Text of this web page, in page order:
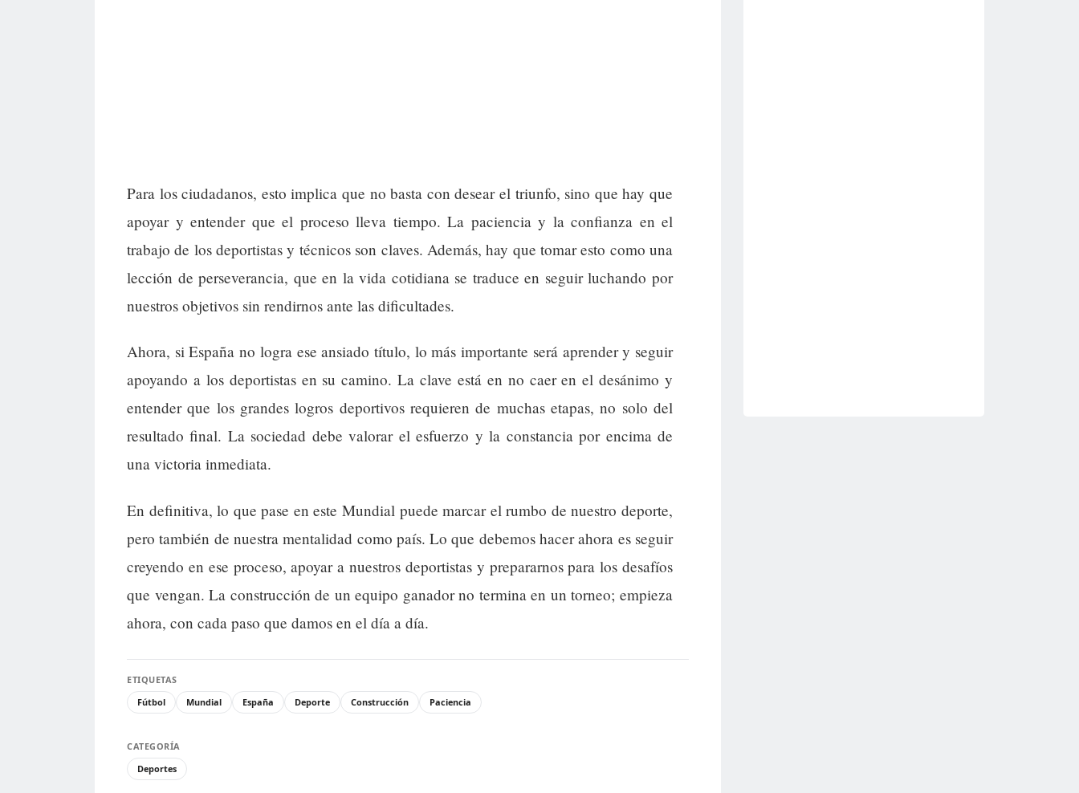
Para los ciudadanos, esto implica que no basta con desear el triunfo, sino que hay que
apoyar y entender que el proceso lleva tiempo. La paciencia y la confianza en el
trabajo de los deportistas y técnicos son claves. Además, hay que tomar esto como una
lección de perseverancia, que en la vida cotidiana se traduce en seguir luchando por
nuestros objetivos sin rendirnos ante las dificultades.
Ahora, si España no logra ese ansiado título, lo más importante será aprender y seguir
apoyando a los deportistas en su camino. La clave está en no caer en el desánimo y
entender que los grandes logros deportivos requieren de muchas etapas, no solo del
resultado final. La sociedad debe valorar el esfuerzo y la constancia por encima de
una victoria inmediata.
En definitiva, lo que pase en este Mundial puede marcar el rumbo de nuestro deporte,
pero también de nuestra mentalidad como país. Lo que debemos hacer ahora es seguir
creyendo en ese proceso, apoyar a nuestros deportistas y prepararnos para los desafíos
que vengan. La construcción de un equipo ganador no termina en un torneo; empieza
ahora, con cada paso que damos en el día a día.
ETIQUETAS
Fútbol
Mundial España Deporte Construcción Paciencia
CATEGORÍA
Deportes